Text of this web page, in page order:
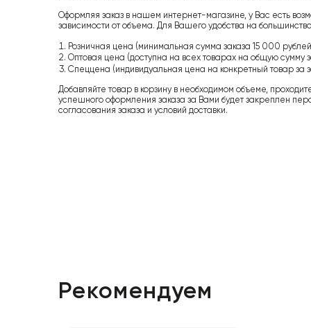
Оформляя заказ в нашем интернет-магазине, у Вас есть
зависимости от объема. Для Вашего удобства на
Розничная цена (минимальная сумма заказа 15 000
Оптовая цена (доступна на всех товарах на общую сумму
Спеццена (индивидуальная цена на конкретный товар за
Добавляйте товар в корзину в необходимом объеме,
успешного оформления заказа за Вами будет закреплен
согласования заказа и условий доставки.
Рекомендуем